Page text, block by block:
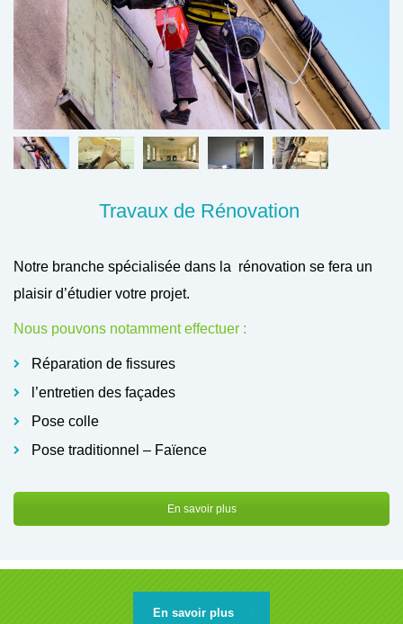
Travaux de Rénovation
Notre branche spécialisée dans la rénovation se fera un
plaisir d’étudier votre projet.
Nous pouvons notamment effectuer :
Réparation de fissures
l’entretien des façades
Pose colle
Pose traditionnel – Faïence
En savoir plus
En savoir plus